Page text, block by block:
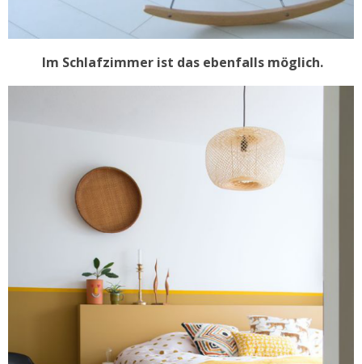
Im Schlafzimmer ist das ebenfalls möglich.